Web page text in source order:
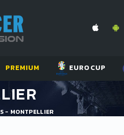
PREMIUM EUROCUP
- MONTPELLIER